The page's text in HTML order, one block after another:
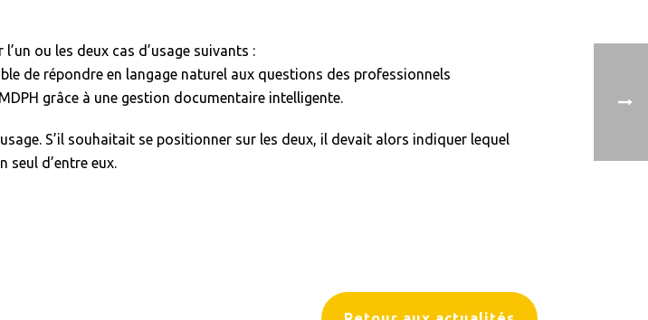
ou les deux cas d’usage suivants :
de répondre en langage naturel aux questions des professionnels
grâce à une gestion documentaire intelligente.
S’il souhaitait se positionner sur les deux, il devait alors indiquer lequel
d’entre eux.